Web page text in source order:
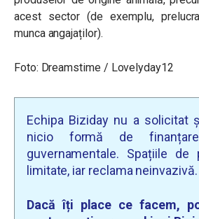
acest sector (de exemplu,
munca angajaților).
Foto: Dreamstime / Lovelyday12
Echipa Biziday nu a solicitat
nicio formă de
guvernamentale. Spațiile de
limitate, iar reclama neinvazivă.
Dacă îți place ce facem,